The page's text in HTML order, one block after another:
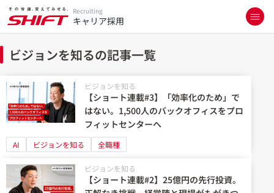
Recruiting
キャリア採用
ビジョンを知るの記事一覧
ビジョンを知る
【ショート連載#3】「効率化のため」で
はない。1,500人のバックオフィスをプロ
フィットセンターへ
AI ビジョンを知る 全職種
ビジョンを知る
【ショート連載#2】25億円の先行投資。